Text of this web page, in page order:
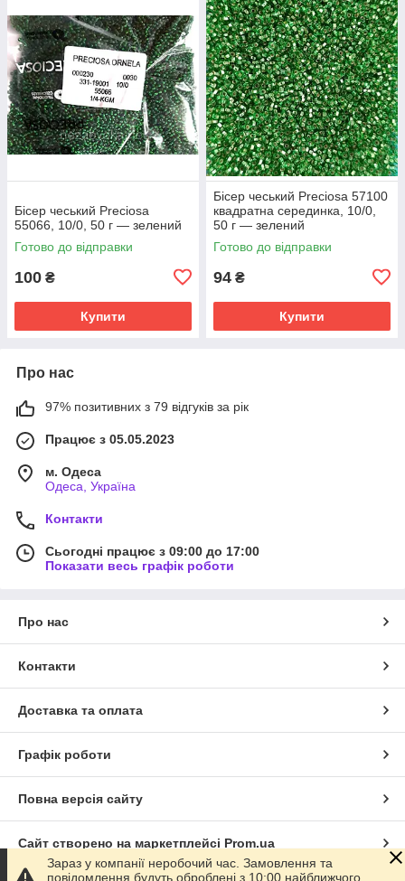
Бісер чеський Preciosa
55066, 10/0, 50 г — зелений
Готово до відправки
100 ₴
Купити
Бісер чеський Preciosa 57100
квадратна серединка, 10/0,
50 г — зелений
Готово до відправки
94 ₴
Купити
Про нас
97% позитивних з 79 відгуків за рік
Працює з 05.05.2023
м. Одеса
Одеса, Україна
Контакти
Сьогодні працює з 09:00 до 17:00
Показати весь графік роботи
Про нас
Контакти
Доставка та оплата
Графік роботи
Повна версія сайту
Сайт створено на маркетплейсі Prom.ua
Зараз у компанії неробочий час. Замовлення та
повідомлення будуть оброблені з 10:00 найближчого